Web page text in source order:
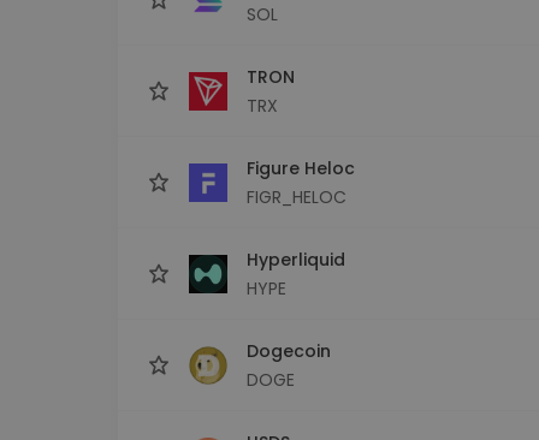
SOL
TRON
TRX
Figure Heloc
FIGR_HELOC
Hyperliquid
HYPE
Dogecoin
DOGE